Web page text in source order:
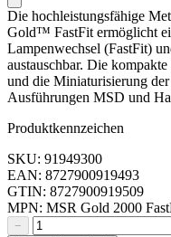
Die hochleistungsfähige
Gold™ FastFit ermöglicht
Lampenwechsel (FastFit)
austauschbar. Die
und die Miniaturisierung
Ausführungen MSD und
Produktkennzeichen
SKU: 91949300
EAN: 8727900919493
GTIN: 8727900919509
MPN: MSR Gold 2000
−